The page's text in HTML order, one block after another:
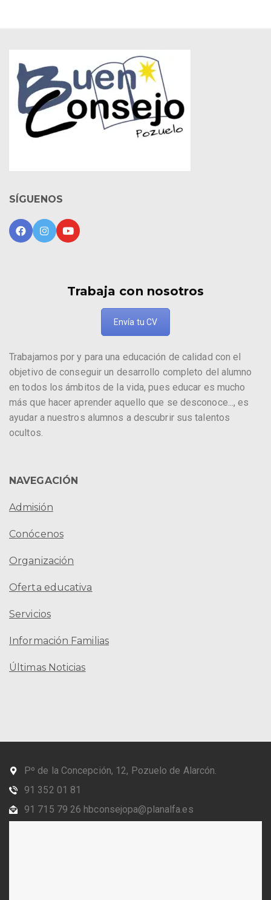
SÍGUENOS
Trabaja con nosotros
Envía tu CV
Trabajamos por y para una educación de calidad con el
objetivo de conseguir un desarrollo completo del alumno
en todos los ámbitos de la vida, pues educar es mucho
más que hacer aprender aquello que se desconoce..., es
ayudar a nuestros alumnos a descubrir sus talentos
ocultos.
NAVEGACIÓN
Admisión
Conócenos
Organización
Oferta educativa
Servicios
Información Familias
Últimas Noticias
Pº de la Concepción, 12, Pozuelo de Alarcón.
91 352 01 81
91 715 79 26 hbconsejopa@planalfa.es